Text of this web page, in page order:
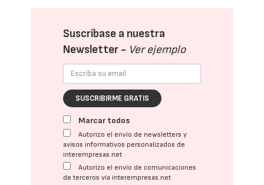
Suscríbase a nuestra
Newsletter - Ver ejemplo
SUSCRIBIRME GRATIS
Marcar todos
Autorizo el envío de newsletters y
avisos informativos personalizados de
interempresas.net
Autorizo el envío de comunicaciones
de terceros vía interempresas.net